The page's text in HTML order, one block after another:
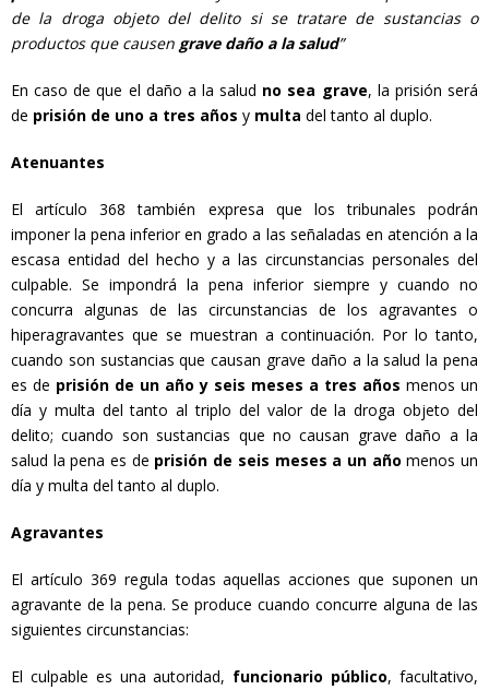
de la droga objeto del delito si se tratare de sustancias o
productos que causen grave daño a la salud”
En caso de que el daño a la salud no sea grave, la prisión será
de prisión de uno a tres años y multa del tanto al duplo.
Atenuantes
El artículo 368 también expresa que los tribunales podrán
imponer la pena inferior en grado a las señaladas en atención a la
escasa entidad del hecho y a las circunstancias personales del
culpable. Se impondrá la pena inferior siempre y cuando no
concurra algunas de las circunstancias de los agravantes o
hiperagravantes que se muestran a continuación. Por lo tanto,
cuando son sustancias que causan grave daño a la salud la pena
es de prisión de un año y seis meses a tres años menos un
día y multa del tanto al triplo del valor de la droga objeto del
delito; cuando son sustancias que no causan grave daño a la
salud la pena es de prisión de seis meses a un añomenos un
día y multa del tanto al duplo.
Agravantes
El artículo 369 regula todas aquellas acciones que suponen un
agravante de la pena. Se produce cuando concurre alguna de las
siguientes circunstancias:
El culpable es una autoridad, funcionario público, facultativo,